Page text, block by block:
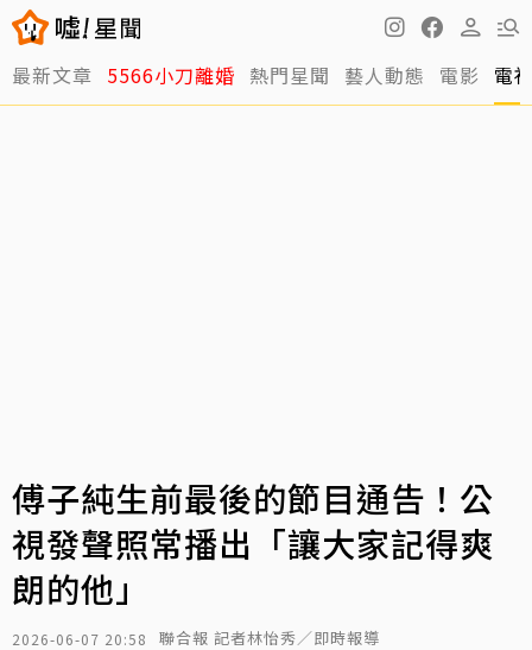
最新文章 5566小刀離婚 熱門星聞 藝人動態 電影 電
傅子純生前最後的節目通告！公
視發聲照常播出「讓大家記得爽
朗的他」
2026-06-07 20:58 聯合報 記者林怡秀／即時報導